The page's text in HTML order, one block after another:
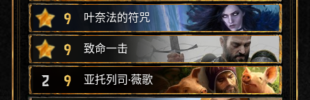
9 叶奈法的符咒
9 致命一击
2 9 亚托列司·薇歌